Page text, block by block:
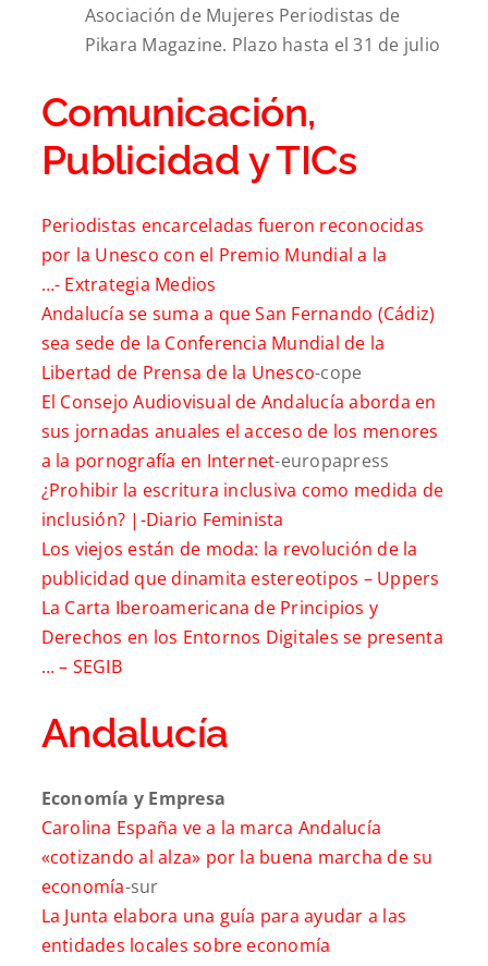
Asociación de Mujeres Periodistas de
Pikara Magazine. Plazo hasta el 31 de julio
Comunicación,
Publicidad y TICs
Periodistas encarceladas fueron reconocidas
por la Unesco con el Premio Mundial a la
…- Extrategia Medios
Andalucía se suma a que San Fernando (Cádiz)
sea sede de la Conferencia Mundial de la
Libertad de Prensa de la Unesco-cope
El Consejo Audiovisual de Andalucía aborda en
sus jornadas anuales el acceso de los menores
a la pornografía en Internet-europapress
¿Prohibir la escritura inclusiva como medida de
inclusión? |-Diario Feminista
Los viejos están de moda: la revolución de la
publicidad que dinamita estereotipos – Uppers
La Carta Iberoamericana de Principios y
Derechos en los Entornos Digitales se presenta
… – SEGIB
Andalucía
Economía y Empresa
Carolina España ve a la marca Andalucía
«cotizando al alza» por la buena marcha de su
economía-sur
La Junta elabora una guía para ayudar a las
entidades locales sobre economía